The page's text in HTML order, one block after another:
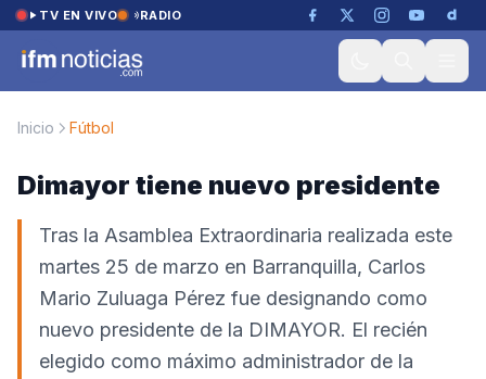
Saltar al contenido
TV EN VIVO RADIO
Inicio Fútbol
Dimayor tiene nuevo presidente
Tras la Asamblea Extraordinaria realizada este
martes 25 de marzo en Barranquilla, Carlos
Mario Zuluaga Pérez fue designando como
nuevo presidente de la DIMAYOR. El recién
elegido como máximo administrador de la